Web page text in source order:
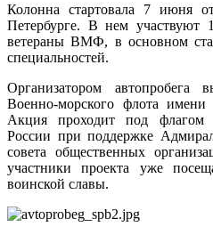
Колонна стартовала 7 июня
Петербурге. В нем
ветераны ВМФ, в основном
специальностей.
Организатором автопробега
Военно-морского флота
Акция проходит под флагом
России при поддержке
совета общественных
участники проекта уже
воинской славы.